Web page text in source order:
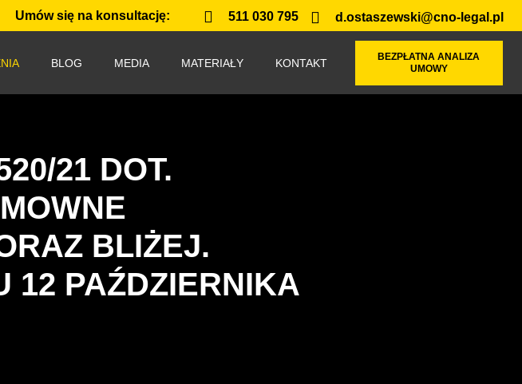
Umów się na konsultację: 511 030 795 d.ostaszewski@cno-legal.pl
BLOG MEDIA MATERIAŁY KONTAKT
BEZPŁATNA ANALIZA
UMOWY
21 DOT.
BLIŻEJ.
12 PAŹDZIERNIKA